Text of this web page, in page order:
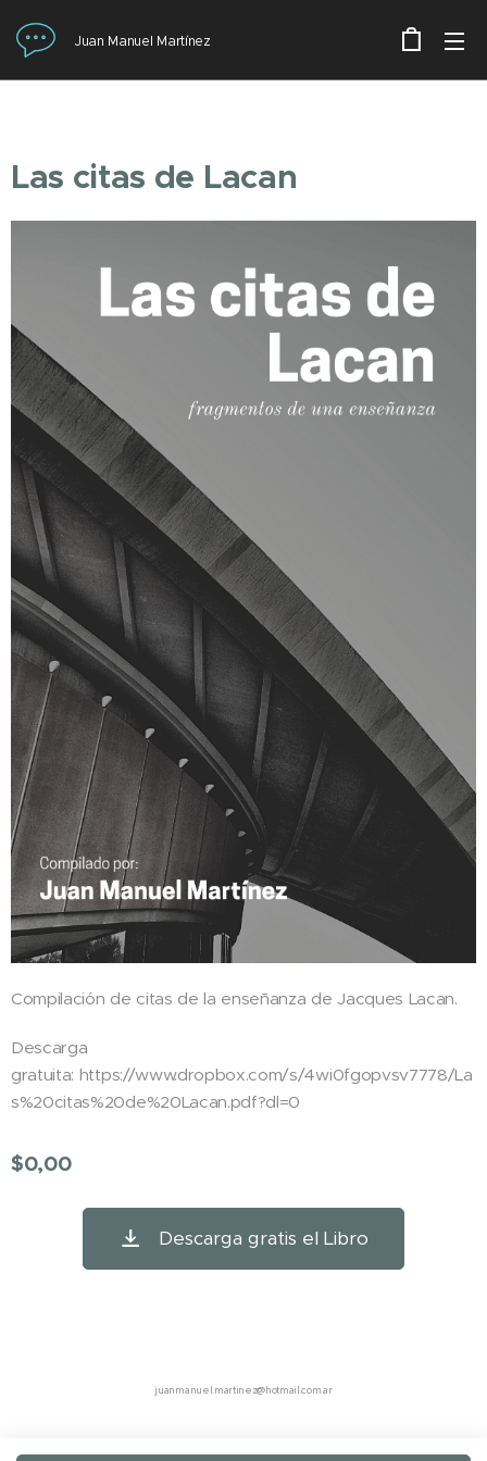
Juan Manuel Martínez
Las citas de Lacan
Compilación de citas de la enseñanza de Jacques Lacan.
Descarga
gratuita: https://www.dropbox.com/s/4wi0fgopvsv7778/La
s%20citas%20de%20Lacan.pdf?dl=0
$0,00
Descarga gratis el Libro
juanmanuel.martinez@hotmail.com.ar